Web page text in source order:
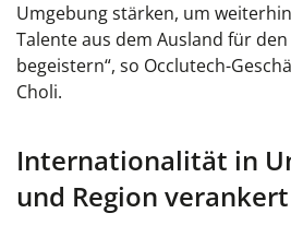
Umgebung stärken, um
Talente aus dem Ausland für
begeistern“, so Occlutech-
Choli.
Internationalität in
und Region verankert